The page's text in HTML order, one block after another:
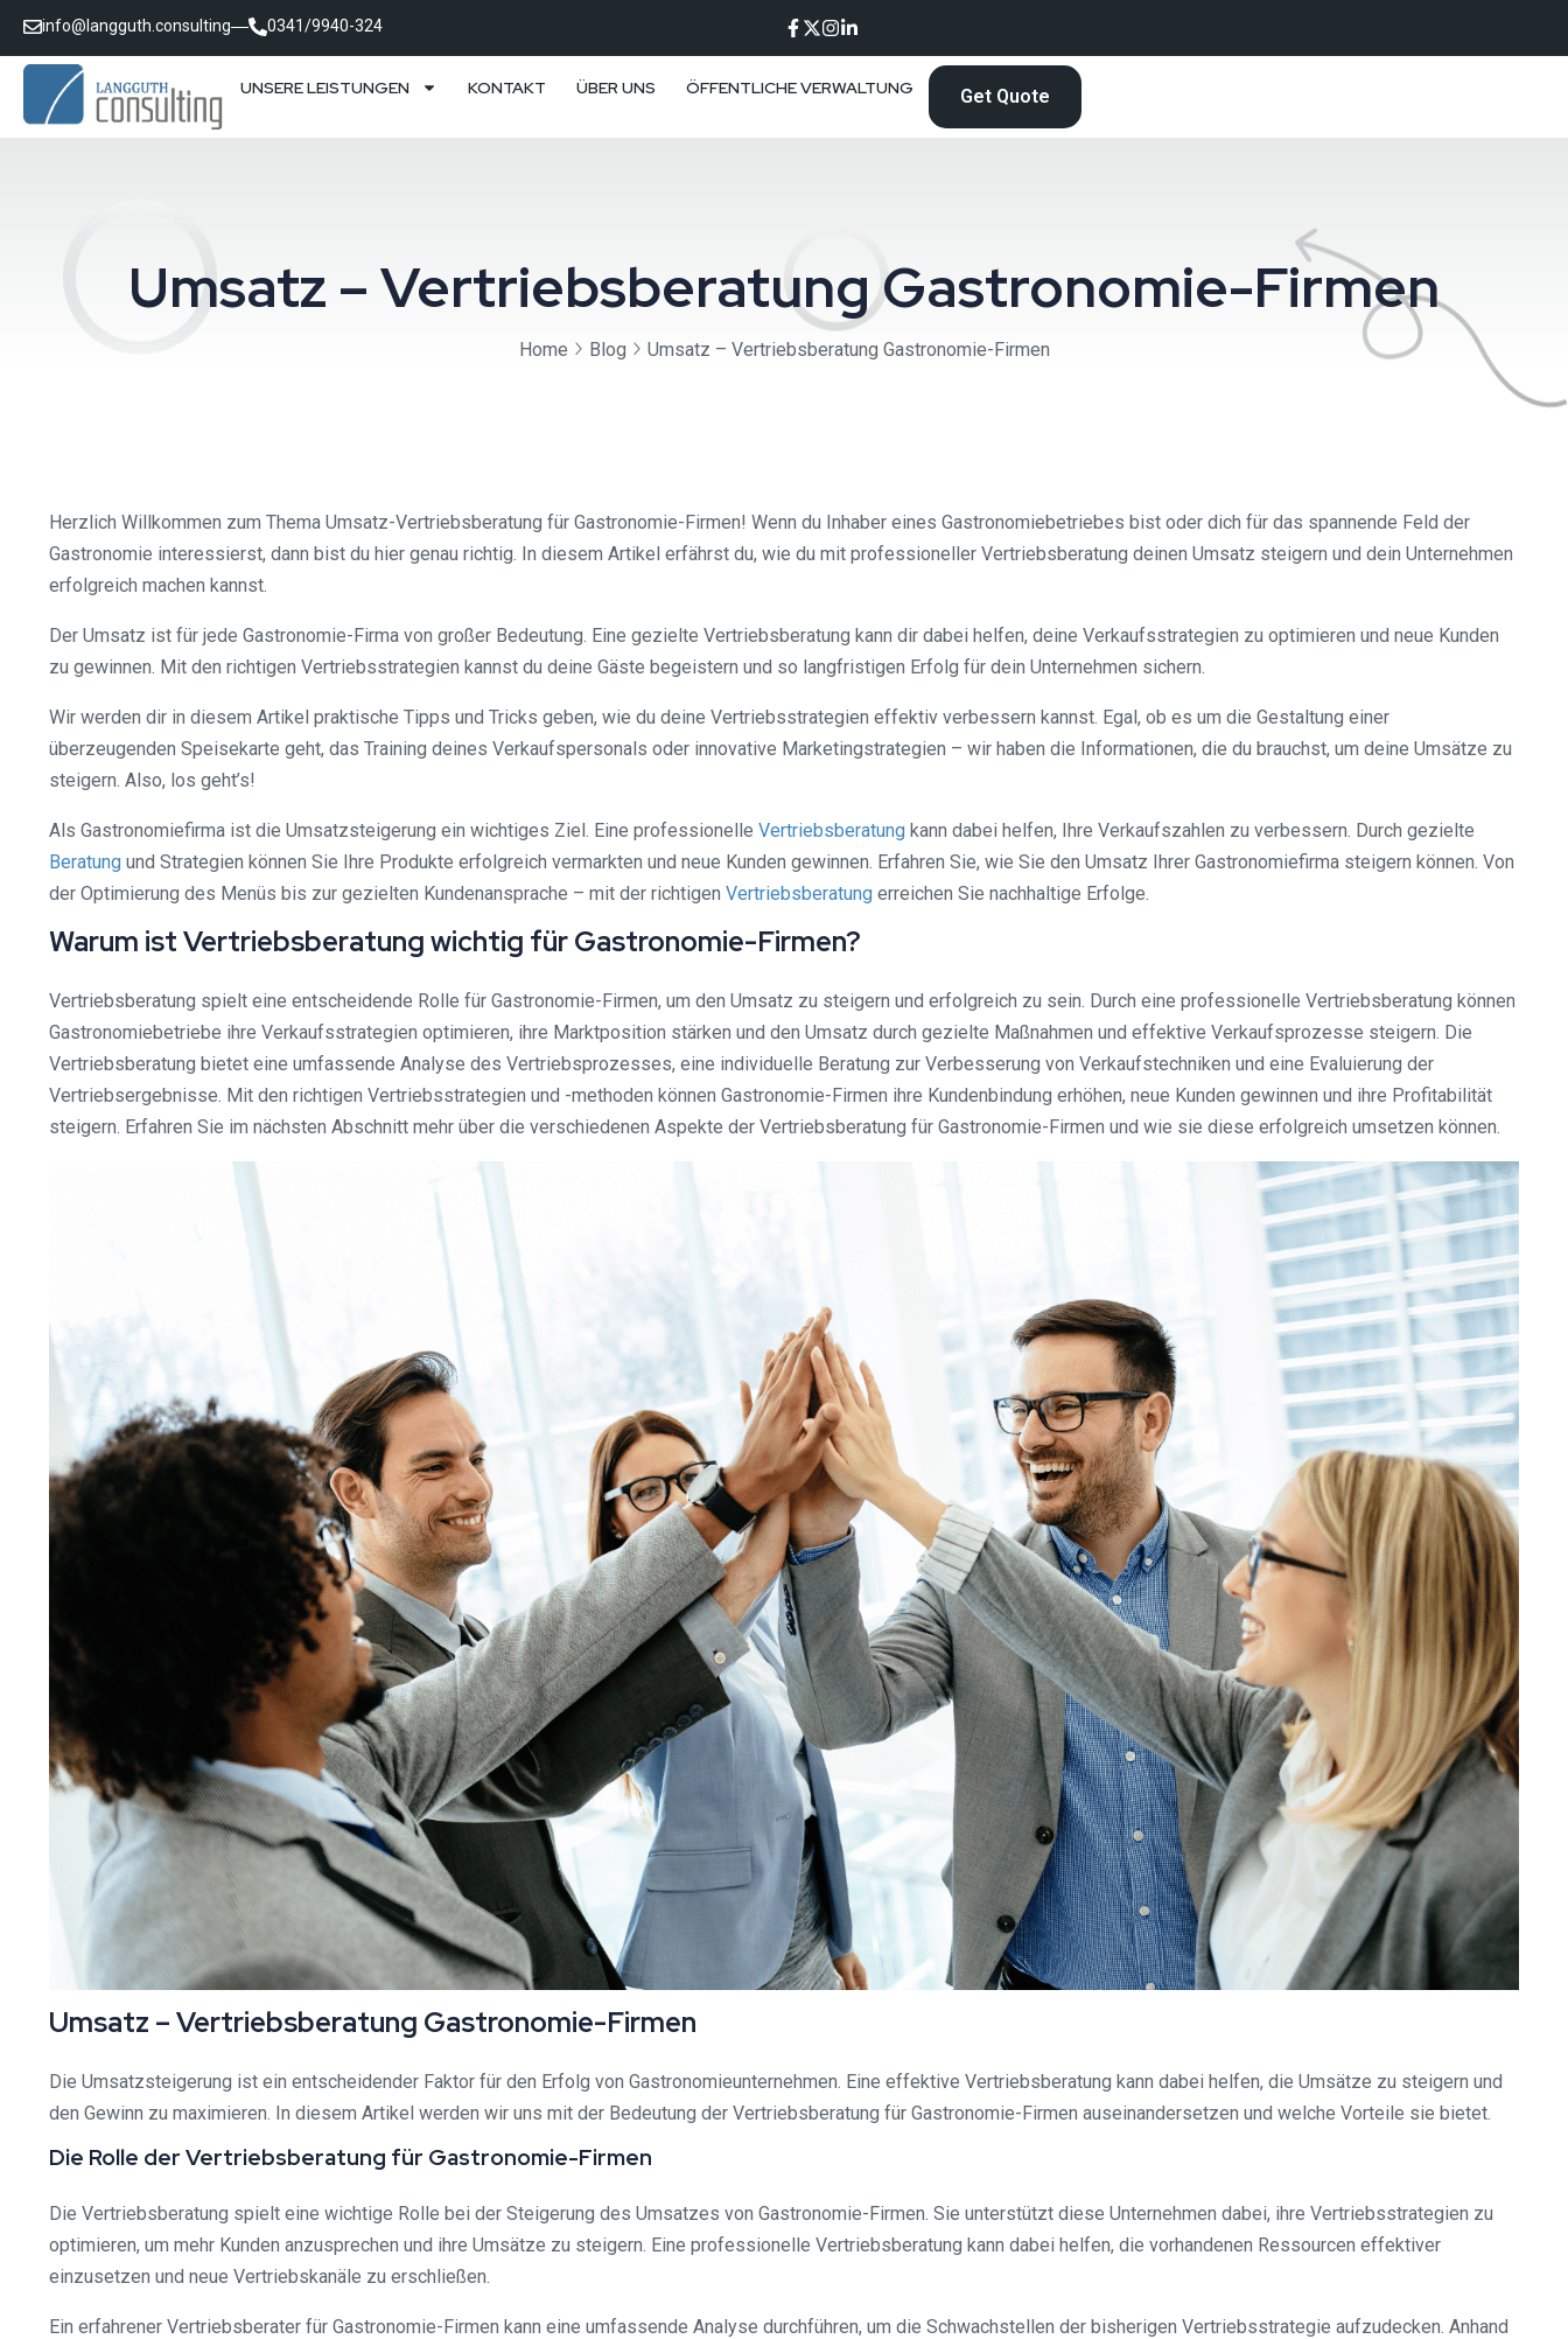
info@langguth.consulting 0341/9940-324
UNSERE LEISTUNGEN KONTAKT ÜBER UNS ÖFFENTLICHE VERWALTUNG Get Quote
Umsatz – Vertriebsberatung Gastronomie-Firmen
Home Blog Umsatz – Vertriebsberatung Gastronomie-Firmen
Herzlich Willkommen zum Thema Umsatz-Vertriebsberatung für Gastronomie-Firmen! Wenn du Inhaber eines Gastronomiebetriebes bist oder dich für das spannende Feld der
Gastronomie interessierst, dann bist du hier genau richtig. In diesem Artikel erfährst du, wie du mit professioneller Vertriebsberatung deinen Umsatz steigern und dein Unternehmen
erfolgreich machen kannst.
Der Umsatz ist für jede Gastronomie-Firma von großer Bedeutung. Eine gezielte Vertriebsberatung kann dir dabei helfen, deine Verkaufsstrategien zu optimieren und neue Kunden
zu gewinnen. Mit den richtigen Vertriebsstrategien kannst du deine Gäste begeistern und so langfristigen Erfolg für dein Unternehmen sichern.
Wir werden dir in diesem Artikel praktische Tipps und Tricks geben, wie du deine Vertriebsstrategien effektiv verbessern kannst. Egal, ob es um die Gestaltung einer
überzeugenden Speisekarte geht, das Training deines Verkaufspersonals oder innovative Marketingstrategien – wir haben die Informationen, die du brauchst, um deine Umsätze zu
steigern. Also, los geht’s!
Als Gastronomiefirma ist die Umsatzsteigerung ein wichtiges Ziel. Eine professionelle Vertriebsberatung kann dabei helfen, Ihre Verkaufszahlen zu verbessern. Durch gezielte
Beratung und Strategien können Sie Ihre Produkte erfolgreich vermarkten und neue Kunden gewinnen. Erfahren Sie, wie Sie den Umsatz Ihrer Gastronomiefirma steigern können. Von
der Optimierung des Menüs bis zur gezielten Kundenansprache – mit der richtigen Vertriebsberatung erreichen Sie nachhaltige Erfolge.
Warum ist Vertriebsberatung wichtig für Gastronomie-Firmen?
Vertriebsberatung spielt eine entscheidende Rolle für Gastronomie-Firmen, um den Umsatz zu steigern und erfolgreich zu sein. Durch eine professionelle Vertriebsberatung können
Gastronomiebetriebe ihre Verkaufsstrategien optimieren, ihre Marktposition stärken und den Umsatz durch gezielte Maßnahmen und effektive Verkaufsprozesse steigern. Die
Vertriebsberatung bietet eine umfassende Analyse des Vertriebsprozesses, eine individuelle Beratung zur Verbesserung von Verkaufstechniken und eine Evaluierung der
Vertriebsergebnisse. Mit den richtigen Vertriebsstrategien und -methoden können Gastronomie-Firmen ihre Kundenbindung erhöhen, neue Kunden gewinnen und ihre Profitabilität
steigern. Erfahren Sie im nächsten Abschnitt mehr über die verschiedenen Aspekte der Vertriebsberatung für Gastronomie-Firmen und wie sie diese erfolgreich umsetzen können.
Umsatz – Vertriebsberatung Gastronomie-Firmen
Die Umsatzsteigerung ist ein entscheidender Faktor für den Erfolg von Gastronomieunternehmen. Eine effektive Vertriebsberatung kann dabei helfen, die Umsätze zu steigern und
den Gewinn zu maximieren. In diesem Artikel werden wir uns mit der Bedeutung der Vertriebsberatung für Gastronomie-Firmen auseinandersetzen und welche Vorteile sie bietet.
Die Rolle der Vertriebsberatung für Gastronomie-Firmen
Die Vertriebsberatung spielt eine wichtige Rolle bei der Steigerung des Umsatzes von Gastronomie-Firmen. Sie unterstützt diese Unternehmen dabei, ihre Vertriebsstrategien zu
optimieren, um mehr Kunden anzusprechen und ihre Umsätze zu steigern. Eine professionelle Vertriebsberatung kann dabei helfen, die vorhandenen Ressourcen effektiver
einzusetzen und neue Vertriebskanäle zu erschließen.
Ein erfahrener Vertriebsberater für Gastronomie-Firmen kann eine umfassende Analyse durchführen, um die Schwachstellen der bisherigen Vertriebsstrategie aufzudecken. Anhand